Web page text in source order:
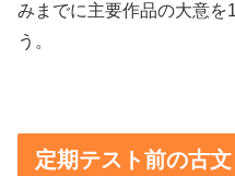
みまでに主要作品の大意を
う。
定期テスト前の古